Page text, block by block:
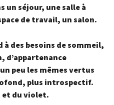
un séjour, une salle à
de travail, un salon.
à des besoins de sommeil,
d’appartenance
peu les mêmes vertus
plus introspectif.
et du violet.